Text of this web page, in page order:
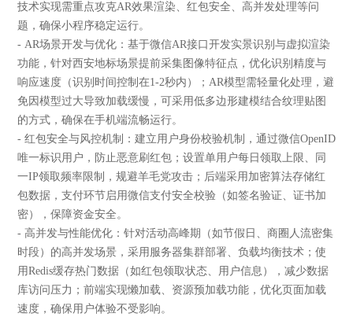
技术实现需重点攻克AR效果渲染、红包安全、高并发处理等问
题，确保小程序稳定运行。
- AR场景开发与优化：基于微信AR接口开发实景识别与虚拟渲染
功能，针对西安地标场景提前采集图像特征点，优化识别精度与
响应速度（识别时间控制在1-2秒内）；AR模型需轻量化处理，避
免因模型过大导致加载缓慢，可采用低多边形建模结合纹理贴图
的方式，确保在手机端流畅运行。
- 红包安全与风控机制：建立用户身份校验机制，通过微信OpenID
唯一标识用户，防止恶意刷红包；设置单用户每日领取上限、同
一IP领取频率限制，规避羊毛党攻击；后端采用加密算法存储红
包数据，支付环节启用微信支付安全校验（如签名验证、证书加
密），保障资金安全。
- 高并发与性能优化：针对活动高峰期（如节假日、商圈人流密集
时段）的高并发场景，采用服务器集群部署、负载均衡技术；使
用Redis缓存热门数据（如红包领取状态、用户信息），减少数据
库访问压力；前端实现懒加载、资源预加载功能，优化页面加载
速度，确保用户体验不受影响。